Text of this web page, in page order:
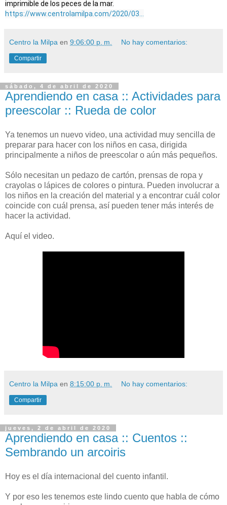
https://www.centrolamilpa.com/2020/03...
Centro la Milpa en 9:06:00 p. m. No hay comentarios:
Compartir
sábado, 4 de abril de 2020
Aprendiendo en casa :: Actividades para
preescolar :: Rueda de color
Ya tenemos un nuevo video, una actividad muy sencilla de
preparar para hacer con los niños en casa, dirigida
principalmente a niños de preescolar o aún más pequeños.
Sólo necesitan un pedazo de cartón, prensas de ropa y
crayolas o lápices de colores o pintura. Pueden involucrar a
los niños en la creación del material y a encontrar cuál color
coincide con cuál prensa, así pueden tener más interés de
hacer la actividad.
Aquí el video.
Centro la Milpa en 8:15:00 p. m. No hay comentarios:
Compartir
jueves, 2 de abril de 2020
Aprendiendo en casa :: Cuentos ::
Sembrando un arcoiris
Hoy es el día internacional del cuento infantil.
Y por eso les tenemos este lindo cuento que habla de cómo